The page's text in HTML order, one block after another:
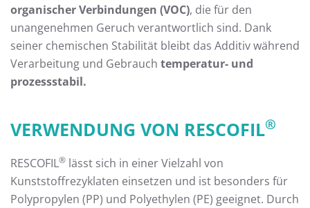
organischer Verbindungen (VOC), die für den
unangenehmen Geruch verantwortlich sind. Dank
seiner chemischen Stabilität bleibt das Additiv während
Verarbeitung und Gebrauch temperatur- und
prozessstabil.
VERWENDUNG VON RESCOFIL®
RESCOFIL® lässt sich in einer Vielzahl von
Kunststoffrezyklaten einsetzen und ist besonders für
Polypropylen (PP) und Polyethylen (PE) geeignet. Durch